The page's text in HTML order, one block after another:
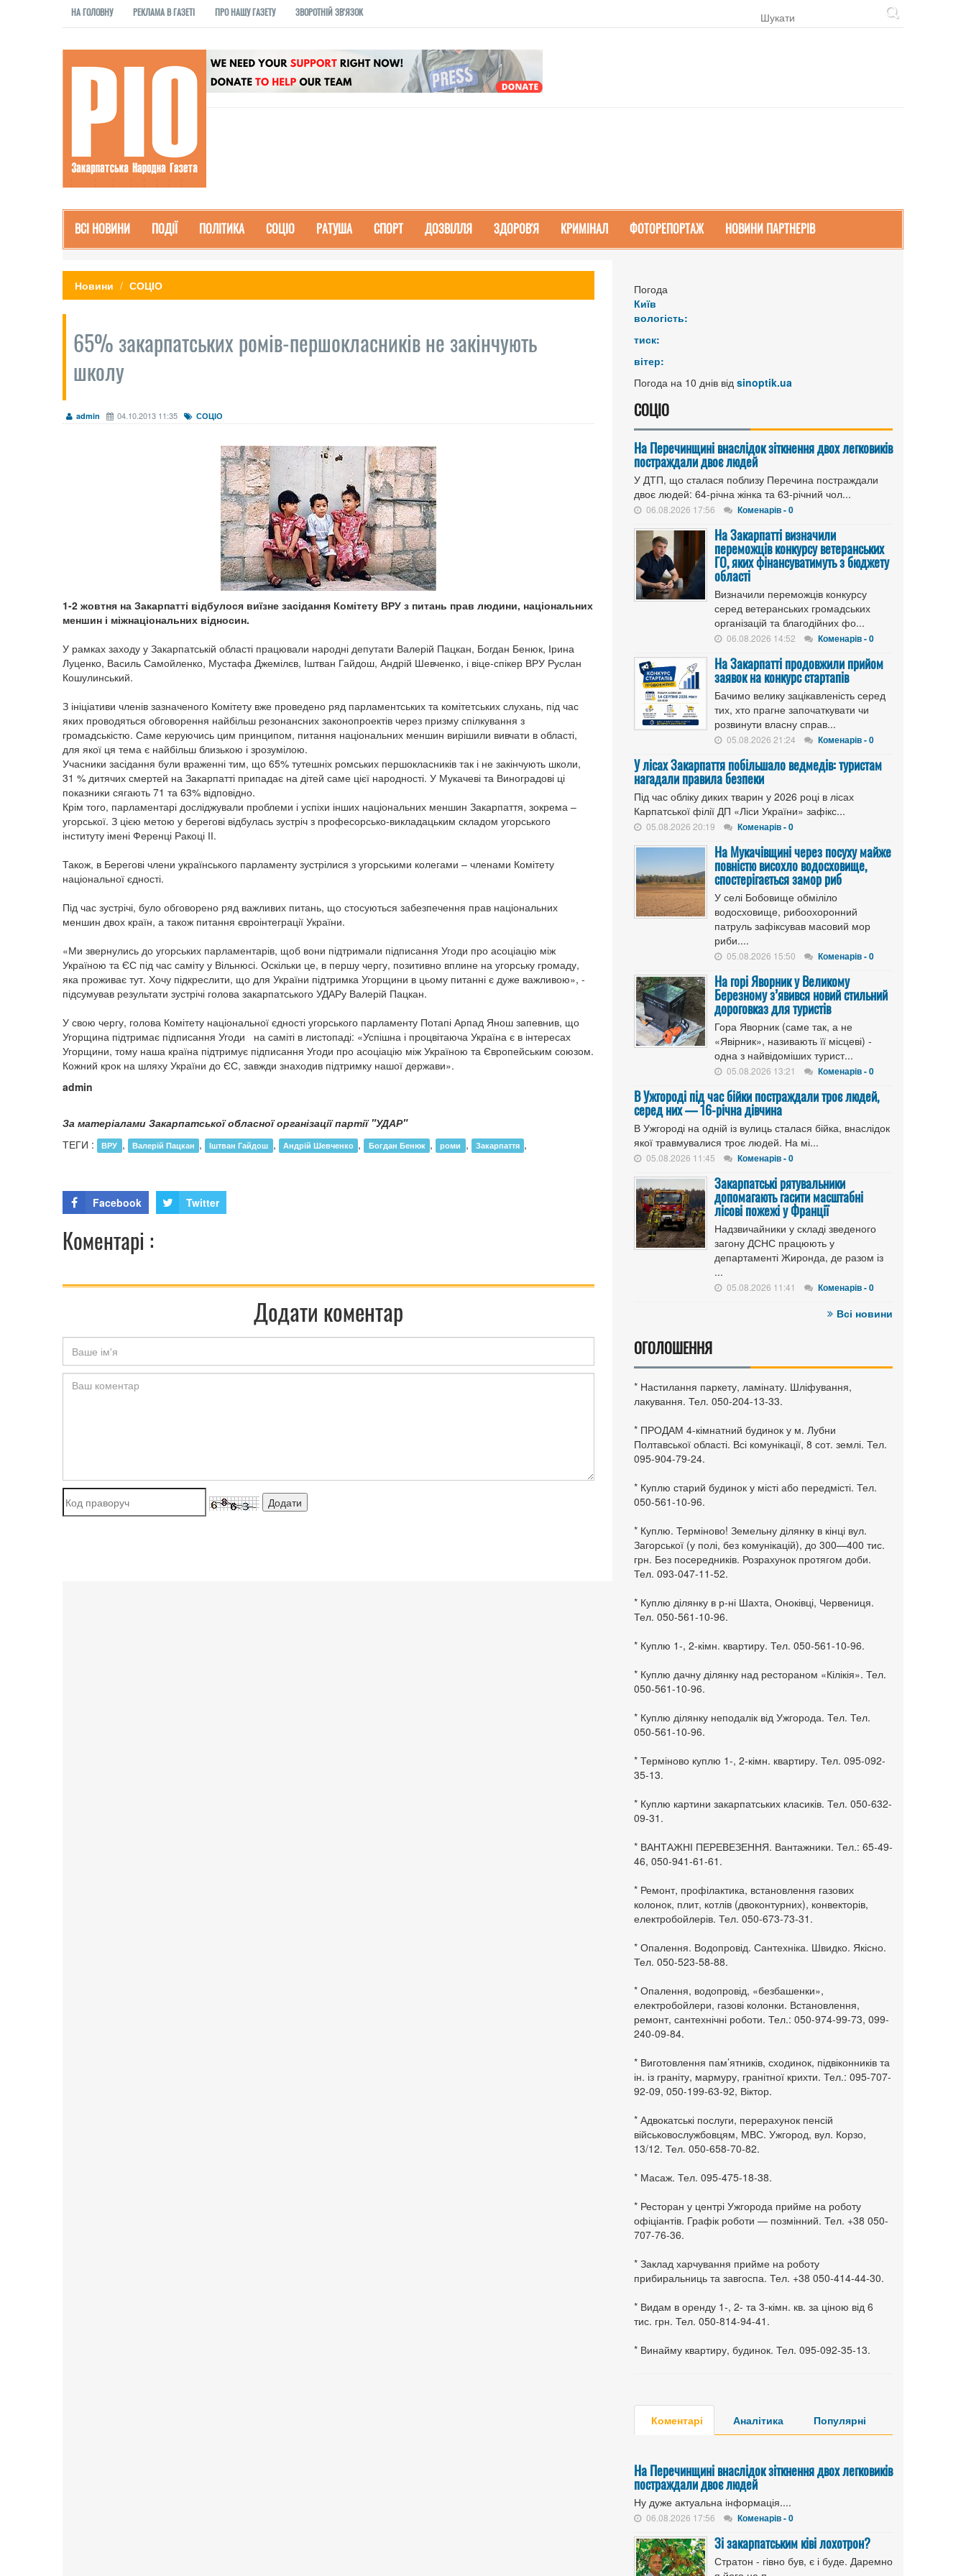
НА ГОЛОВНУ РЕКЛАМА В ГАЗЕТІ ПРО НАШУ ГАЗЕТУ ЗВОРОТНІЙ ЗВ'ЯЗОК
ВСІ НОВИНИ ПОДІЇ ПОЛІТИКА СОЦІО РАТУША СПОРТ ДОЗВІЛЛЯ ЗДОРОВ'Я КРИМІНАЛ ФОТОРЕПОРТАЖ НОВИНИ ПАРТНЕРІВ
Новини СОЦІО
65% закарпатських ромів-першокласників не закінчують
школу
admin 04.10.2013 11:35 СОЦІО
1-2 жовтня на Закарпатті відбулося виїзне засідання Комітету ВРУ з питань прав людини, національних
меншин і міжнаціональних відносин.
У рамках заходу у Закарпатській області працювали народні депутати Валерій Пацкан, Богдан Бенюк, Ірина
Луценко, Василь Самойленко, Мустафа Джемілєв, Іштван Гайдош, Андрій Шевченко, і віце-спікер ВРУ Руслан
Кошулинський.
З ініціативи членів зазначеного Комітету вже проведено ряд парламентських та комітетських слухань, під час
яких проводяться обговорення найбільш резонансних законопроектів через призму спілкування з
громадськістю. Саме керуючись цим принципом, питання національних меншин вирішили вивчати в області,
для якої ця тема є найбільш близькою і зрозумілою.
Учасники засідання були враженні тим, що 65% тутешніх ромських першокласників так і не закінчують школи,
31 % дитячих смертей на Закарпатті припадає на дітей саме цієї народності. У Мукачеві та Виноградові ці
показники сягають 71 та 63% відповідно.
Крім того, парламентарі досліджували проблеми і успіхи інших національних меншин Закарпаття, зокрема –
угорської. З цією метою у берегові відбулась зустріч з професорсько-викладацьким складом угорського
інституту імені Ференці Ракоці ІІ.
Також, в Берегові члени українського парламенту зустрілися з угорськими колегами – членами Комітету
національної єдності.
Під час зустрічі, було обговорено ряд важливих питань, що стосуються забезпечення прав національних
меншин двох країн, а також питання євроінтеграції України.
«Ми звернулись до угорських парламентарів, щоб вони підтримали підписання Угоди про асоціацію між
Україною та ЄС під час саміту у Вільнюсі. Оскільки це, в першу чергу, позитивно вплине на угорську громаду,
яка проживає тут. Хочу підкреслити, що для України підтримка Угорщини в цьому питанні є дуже важливою», -
підсумував результати зустрічі голова закарпатського УДАРу Валерій Пацкан.
У свою чергу, голова Комітету національної єдності угорського парламенту Потапі Арпад Янош запевнив, що
Угорщина підтримає підписання Угоди на саміті в листопаді: «Успішна і процвітаюча Україна є в інтересах
Угорщини, тому наша країна підтримує підписання Угоди про асоціацію між Україною та Європейським союзом.
Кожний крок на шляху України до ЄС, завжди знаходив підтримку нашої держави».
admin
За матеріалами Закарпатської обласної організації партії "УДАР"
ТЕГИ :
ВРУ , Валерій Пацкан , Іштван Гайдош , Андрій Шевченко , Богдан Бенюк , роми , Закарпаття ,
Facebook Twitter
Коментарі :
Додати коментар
Погода
Київ
вологість:
тиск:
вітер:
Погода на 10 днів від sinoptik.ua
СОЦІО
На Перечинщині внаслідок зіткнення двох легковиків
постраждали двоє людей
У ДТП, що сталася поблизу Перечина постраждали
двоє людей: 64-річна жінка та 63-річний чол...
06.08.2026 17:56 Коменарів - 0
На Закарпатті визначили
переможців конкурсу ветеранських
ГО, яких фінансуватимуть з бюджету
області
Визначили переможців конкурсу
серед ветеранських громадських
організацій та благодійних фо...
06.08.2026 14:52 Коменарів - 0
На Закарпатті продовжили прийом
заявок на конкурс стартапів
Бачимо велику зацікавленість серед
тих, хто прагне започаткувати чи
розвинути власну справ...
05.08.2026 21:24 Коменарів - 0
У лісах Закарпаття побільшало ведмедів: туристам
нагадали правила безпеки
Під час обліку диких тварин у 2026 році в лісах
Карпатської філії ДП «Ліси України» зафікс...
05.08.2026 20:19 Коменарів - 0
На Мукачівщині через посуху майже
повністю висохло водосховище,
спостерігається замор риб
У селі Бобовище обміліло
водосховище, рибоохоронний
патруль зафіксував масовий мор
риби....
05.08.2026 15:50 Коменарів - 0
На горі Яворник у Великому
Березному з’явився новий стильний
дороговказ для туристів
Гора Яворник (саме так, а не
«Явірник», називають її місцеві) -
одна з найвідоміших турист...
05.08.2026 13:21 Коменарів - 0
В Ужгороді під час бійки постраждали троє людей,
серед них — 16-річна дівчина
В Ужгороді на одній із вулиць сталася бійка, внаслідок
якої травмувалися троє людей. На мі...
05.08.2026 11:45 Коменарів - 0
Закарпатські рятувальники
допомагають гасити масштабні
лісові пожежі у Франції
Надзвичайники у складі зведеного
загону ДСНС працюють у
департаменті Жиронда, де разом із
...
05.08.2026 11:41 Коменарів - 0
Всі новини
ОГОЛОШЕННЯ
* Настилання паркету, ламінату. Шліфування,
лакування. Тел. 050-204-13-33.
* ПРОДАМ 4-кімнатний будинок у м. Лубни
Полтавської області. Всі комунікації, 8 сот. землі. Тел.
095-904-79-24.
* Куплю старий будинок у місті або передмісті. Тел.
050-561-10-96.
* Куплю. Терміново! Земельну ділянку в кінці вул.
Загорської (у полі, без комунікацій), до 300—400 тис.
грн. Без посередників. Розрахунок протягом доби.
Тел. 093-047-11-52.
* Куплю ділянку в р-ні Шахта, Оноківці, Червениця.
Тел. 050-561-10-96.
* Куплю 1-, 2-кімн. квартиру. Тел. 050-561-10-96.
* Куплю дачну ділянку над рестораном «Кілікія». Тел.
050-561-10-96.
* Куплю ділянку неподалік від Ужгорода. Тел. Тел.
050-561-10-96.
* Терміново куплю 1-, 2-кімн. квартиру. Тел. 095-092-
35-13.
* Куплю картини закарпатських класиків. Тел. 050-632-
09-31.
* ВАНТАЖНІ ПЕРЕВЕЗЕННЯ. Вантажники. Тел.: 65-49-
46, 050-941-61-61.
* Ремонт, профілактика, встановлення газових
колонок, плит, котлів (двоконтурних), конвекторів,
електробойлерів. Тел. 050-673-73-31.
* Опалення. Водопровід. Сантехніка. Швидко. Якісно.
Тел. 050-523-58-88.
* Опалення, водопровід, «безбашенки»,
електробойлери, газові колонки. Встановлення,
ремонт, сантехнічні роботи. Тел.: 050-974-99-73, 099-
240-09-84.
* Виготовлення пам’ятників, сходинок, підвіконників та
ін. із граніту, мармуру, гранітної крихти. Тел.: 095-707-
92-09, 050-199-63-92, Віктор.
* Адвокатські послуги, перерахунок пенсій
військовослужбовцям, МВС. Ужгород, вул. Корзо,
13/12. Тел. 050-658-70-82.
* Масаж. Тел. 095-475-18-38.
* Ресторан у центрі Ужгорода прийме на роботу
офіціантів. Графік роботи — позмінний. Тел. +38 050-
707-76-36.
* Заклад харчування прийме на роботу
прибиральниць та завгоспа. Тел. +38 050-414-44-30.
* Видам в оренду 1-, 2- та 3-кімн. кв. за ціною від 6
тис. грн. Тел. 050-814-94-41.
* Винайму квартиру, будинок. Тел. 095-092-35-13.
Коментарі Аналітика Популярні
На Перечинщині внаслідок зіткнення двох легковиків
постраждали двоє людей
Ну дуже актуальна інформація....
06.08.2026 17:56 Коменарів - 0
Зі закарпатським ківі лохотрон?
Стратон - гівно був, є і буде. Даремно